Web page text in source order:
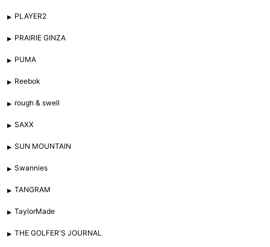
PLAYER2
PRAIRIE GINZA
PUMA
Reebok
rough & swell
SAXX
SUN MOUNTAIN
Swannies
TANGRAM
TaylorMade
THE GOLFER'S JOURNAL